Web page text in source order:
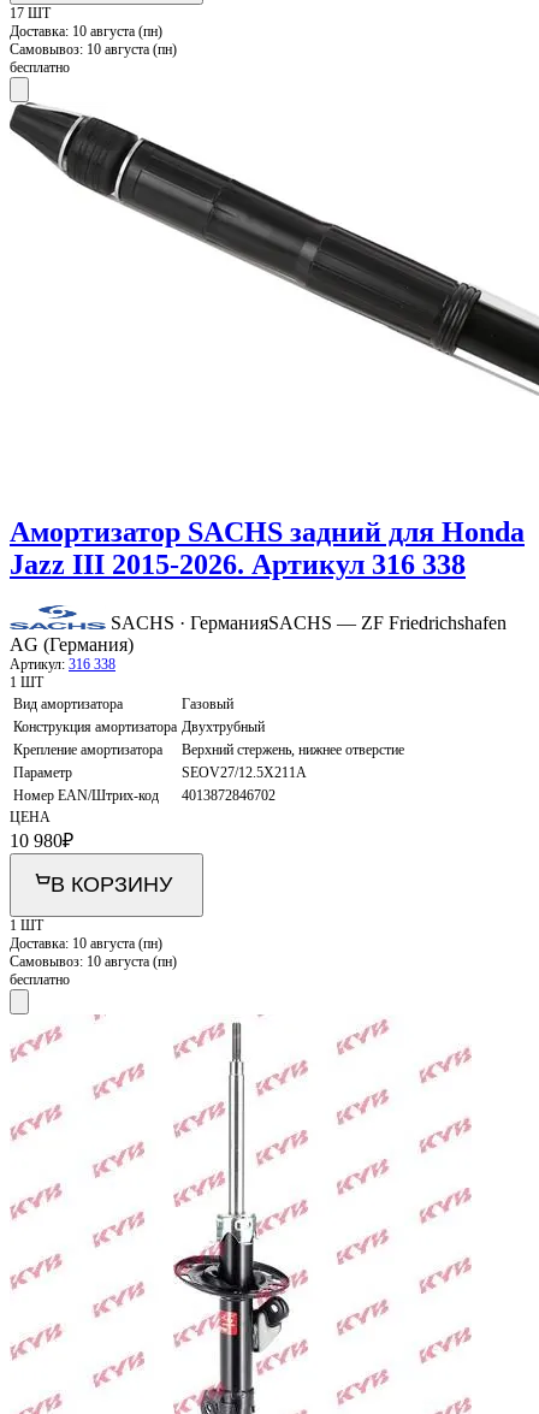
17 ШТ
Доставка: 10 августа (пн)
Самовывоз: 10 августа (пн)
бесплатно
Амортизатор SACHS задний для Honda
Jazz III 2015-2026. Артикул 316 338
SACHS · ГерманияSACHS — ZF Friedrichshafen
AG (Германия)
Артикул: 316 338
1 ШТ
Вид амортизатора
Газовый
Конструкция амортизатора Двухтрубный
Крепление амортизатора
Верхний стержень, нижнее отверстие
Параметр
SEOV27/12.5X211A
Номер EAN/Штрих-код
4013872846702
ЦЕНА
10 980₽
В КОРЗИНУ
1 ШТ
Доставка: 10 августа (пн)
Самовывоз: 10 августа (пн)
бесплатно